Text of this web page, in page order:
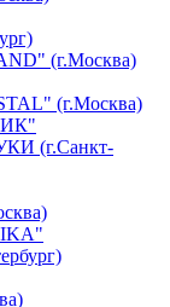
(г.Москва)
(г.Москва)
(г.Санкт-